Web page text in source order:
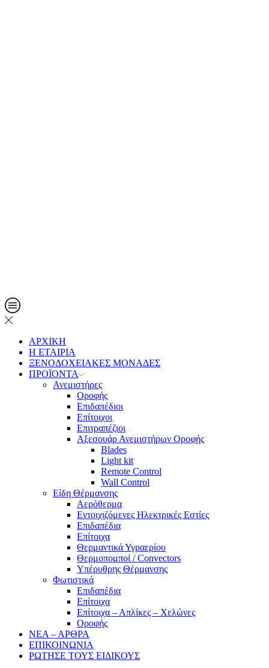
ΑΡΧΙΚΗ
Η ΕΤΑΙΡΙΑ
ΞΕΝΟΔΟΧΕΙΑΚΕΣ ΜΟΝΑΔΕΣ
ΠΡΟΪΟΝΤΑ
Ανεμιστήρες
Οροφής
Επιδαπέδιοι
Επίτοιχοι
Επιτραπέζιοι
Αξεσουάρ Ανεμιστήρων Οροφής
Blades
Light kit
Remote Control
Wall Control
Είδη Θέρμανσης
Αερόθερμα
Εντοιχιζόμενες Ηλεκτρικές Εστίες
Επιδαπέδια
Επίτοιχα
Θερμαντικά Υγραερίου
Θερμοπομποί / Convectors
Υπέρυθρης Θέρμανσης
Φωτιστικά
Επιδαπέδια
Επίτοιχα
Επίτοιχα – Απλίκες – Χελώνες
Οροφής
ΝΕΑ – ΑΡΘΡΑ
ΕΠΙΚΟΙΝΩΝΙΑ
ΡΩΤΗΣΕ ΤΟΥΣ ΕΙΔΙΚΟΥΣ